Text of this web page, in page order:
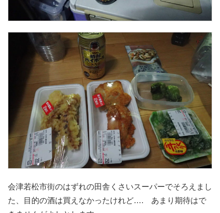
会津若松市街のはずれの田舎くさいスーパーでそろえまし
た、目的の酒は買えなかったけれど…. あまり期待はで